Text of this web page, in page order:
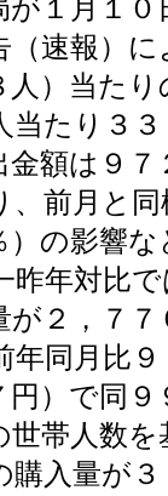
１月１０
（速報）
人）当た
当たり３
金額は９
、前月と
）の影響
昨年対比
２，７７
年同月比
円）で同
帯人数を
購入量が